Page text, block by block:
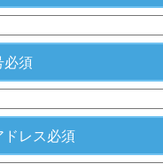
必須
レス必須